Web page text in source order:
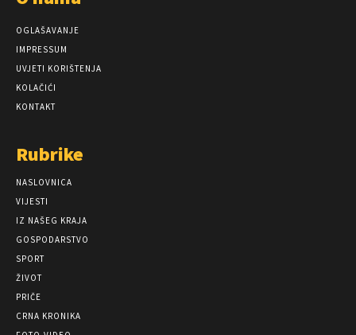
OGLAŠAVANJE
IMPRESSUM
UVJETI KORIŠTENJA
KOLAČIĆI
KONTAKT
Rubrike
NASLOVNICA
VIJESTI
IZ NAŠEG KRAJA
GOSPODARSTVO
SPORT
ŽIVOT
PRIČE
CRNA KRONIKA